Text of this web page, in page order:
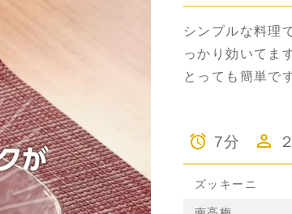
シンプルな料理
っかり効いてま
とっても簡単で
7分
ズッキーニ